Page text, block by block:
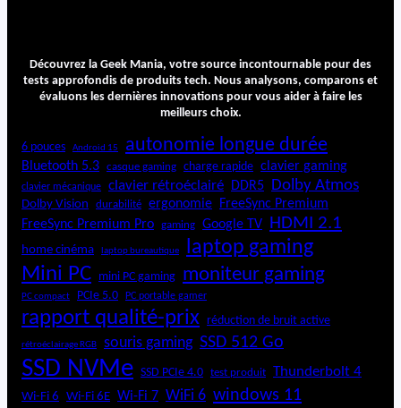
Découvrez la Geek Mania, votre source incontournable pour des
tests approfondis de produits tech. Nous analysons, comparons et
évaluons les dernières innovations pour vous aider à faire les
meilleurs choix.
6 pouces Android 15 autonomie longue durée
Bluetooth 5.3 casque gaming charge rapide clavier gaming
clavier mécanique clavier rétroéclairé DDR5 Dolby Atmos
Dolby Vision durabilité ergonomie FreeSync Premium
FreeSync Premium Pro
gaming Google TV HDMI 2.1
home cinéma laptop bureautique laptop gaming
Mini PC mini PC gaming moniteur gaming
PC compact PCIe 5.0 PC portable gamer
rapport qualité-prix réduction de bruit active
rétroéclairage RGB souris gaming SSD 512 Go
SSD NVMe SSD PCIe 4.0 test produit Thunderbolt 4
Wi-Fi 6 Wi-Fi 6E Wi-Fi 7 WiFi 6 windows 11